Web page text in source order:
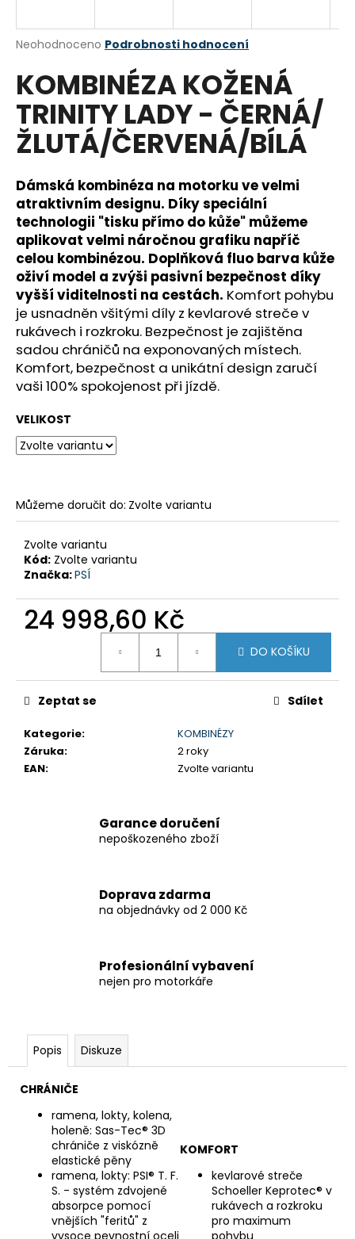
Průměrné
produktu
je
0,0
5
hvězdiček.
Neohodnoceno Podrobnosti hodnocení
KOMBINÉZA KOŽENÁ
TRINITY LADY - ČERNÁ/
ŽLUTÁ/ČERVENÁ/BÍLÁ
Dámská kombinéza na motorku ve velmi
atraktivním designu. Díky speciální
technologii "tisku přímo do kůže" můžeme
aplikovat velmi náročnou grafiku napříč
celou kombinézou. Doplňková fluo barva kůže
oživí model a zvýši pasivní bezpečnost díky
vyšší viditelnosti na cestách. Komfort pohybu
je usnadněn všitými díly z kevlarové streče v
rukávech i rozkroku. Bezpečnost je zajištěna
sadou chráničů na exponovaných místech.
Komfort, bezpečnost a unikátní design zaručí
vaši 100% spokojenost při jízdě.
VELIKOST
Můžeme doručit do: Zvolte variantu
Zvolte variantu
Kód: Zvolte variantu
Značka:PSÍ
24 998,60 Kč
DO KOŠÍKU
Kategorie:
KOMBINÉZY
Záruka:
2 roky
EAN: Zvolte variantu
Zeptat se Sdílet
Garance doručení
nepoškozeného zboží
Doprava zdarma
na objednávky od 2 000 Kč
Profesionální vybavení
nejen pro motorkáře
Popis Diskuze
CHRÁNIČE
ramena, lokty, kolena,
holeně: Sas-Tec® 3D
chrániče z viskózně
elastické pěny
ramena, lokty: PSI® T. F.
S. - systém zdvojené
absorpce pomocí
vnějších "feritů" z
vysoce pevnostní oceli
KOMFORT
kevlarové streče
Schoeller Keprotec® v
rukávech a rozkroku
pro maximum
pohybu
j
t
?
HLEDAT
D
o
p
o
r
u
č
u
j
e
m
e
1050/1090/1190
'13-
ADVENTURE
(R)
CRUISE
797,38
Kč